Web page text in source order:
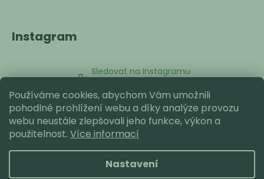
Používáme cookies, abychom Vám umožnili
pohodlné prohlížení webu a díky analýze provozu
webu neustále zlepšovali jeho funkce, výkon a
použitelnost. Více informací
Nastavení
Instagram
Sledovat na Instagramu
Přijímáme online platby